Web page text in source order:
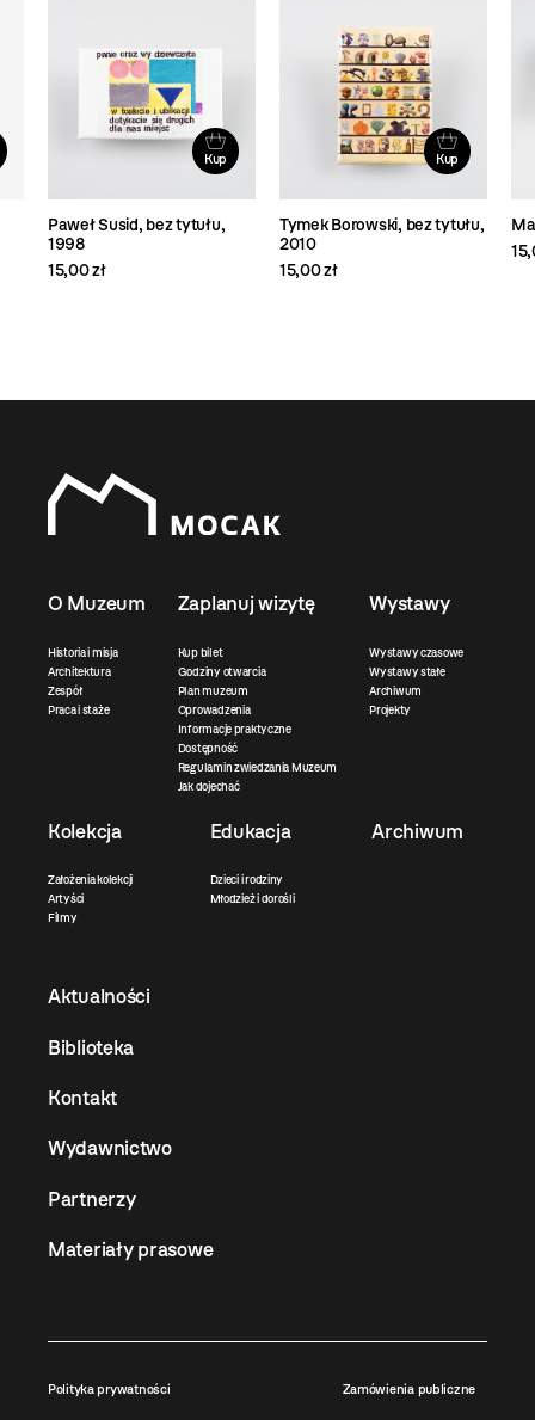
Kup
Paweł Susid, bez tytułu,
1998
15,00 zł
Kup
Tymek Borowski, bez tytułu,
2010
15,00 zł
O Muzeum
Historia i misja
Architektura
Zespół
Praca i staże
Zaplanuj wizytę
Kup bilet
Godziny otwarcia
Plan muzeum
Oprowadzenia
Informacje praktyczne
Dostępność
Regulamin zwiedzania Muzeum
Jak dojechać
Wystawy
Wystawy czasowe
Wystawy stałe
Archiwum
Projekty
Kolekcja
Założenia kolekcji
Artyści
Filmy
Edukacja
Dzieci i rodziny
Młodzież i dorośli
Archiwum
Aktualności
Biblioteka
Kontakt
Wydawnictwo
Partnerzy
Materiały prasowe
Polityka prywatności Zamówienia publiczne